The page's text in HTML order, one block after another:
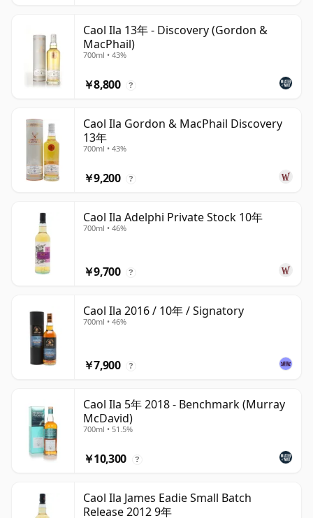
Caol Ila 13年 - Discovery (Gordon &
MacPhail)
700ml • 43%
￥8,800 ?
Caol Ila Gordon & MacPhail Discovery
13年
700ml • 43%
￥9,200 ?
Caol Ila Adelphi Private Stock 10年
700ml • 46%
￥9,700 ?
Caol Ila 2016 / 10年 / Signatory
700ml • 46%
￥7,900 ?
Caol Ila 5年 2018 - Benchmark (Murray
McDavid)
700ml • 51.5%
￥10,300 ?
Caol Ila James Eadie Small Batch
Release 2012 9年